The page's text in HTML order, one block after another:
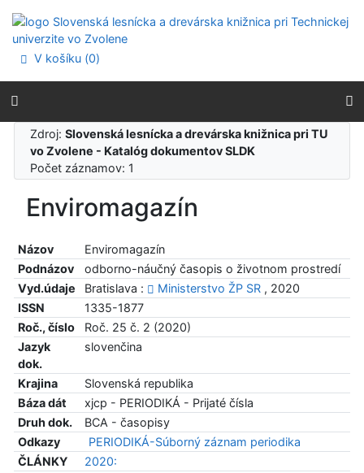
Prejsť na menu
Prehlásenie o webovej prístupnosti
V košíku (0)
Zdroj:Slovenská lesnícka a drevárska knižnica pri TU
vo Zvolene - Katalóg dokumentov SLDK
Počet záznamov: 1
Enviromagazín
Názov
Enviromagazín
Podnázov
odborno-náučný časopis o životnom prostredí
Vyd.údaje
Bratislava : Ministerstvo ŽP SR, 2020
ISSN
1335-1877
Roč., číslo
Roč. 25 č. 2 (2020)
Jazyk
dok.
slovenčina
Krajina
Slovenská republika
Báza dát
xjcp - PERIODIKÁ - Prijaté čísla
Druh dok.
BCA - časopisy
Odkazy
PERIODIKÁ-Súborný záznam periodika
ČLÁNKY
2020: